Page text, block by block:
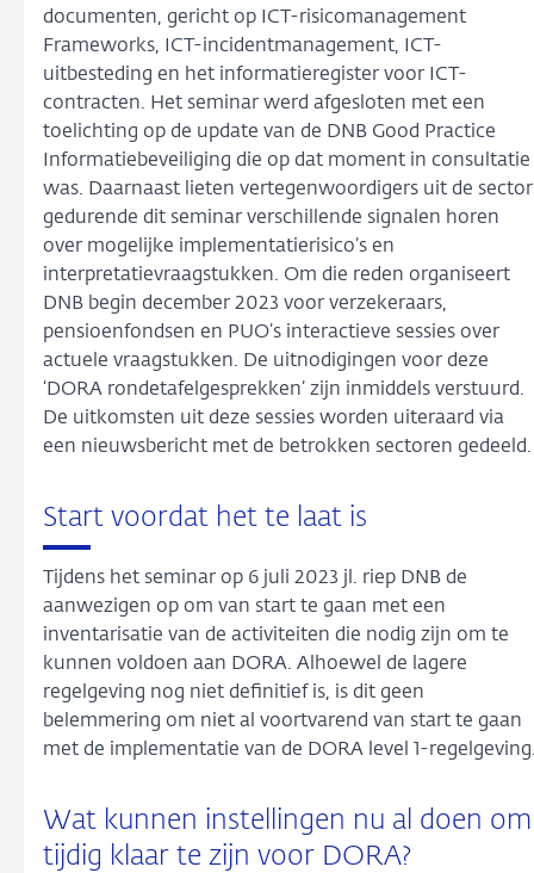
documenten, gericht op ICT-risicomanagement
Frameworks, ICT-incidentmanagement, ICT-
uitbesteding en het informatieregister voor ICT-
contracten. Het seminar werd afgesloten met een
toelichting op de update van de DNB Good Practice
Informatiebeveiliging die op dat moment in consultatie
was. Daarnaast lieten vertegenwoordigers uit de sector
gedurende dit seminar verschillende signalen horen
over mogelijke implementatierisico’s en
interpretatievraagstukken. Om die reden organiseert
DNB begin december 2023 voor verzekeraars,
pensioenfondsen en PUO’s interactieve sessies over
actuele vraagstukken. De uitnodigingen voor deze
‘DORA rondetafelgesprekken’ zijn inmiddels verstuurd.
De uitkomsten uit deze sessies worden uiteraard via
een nieuwsbericht met de betrokken sectoren gedeeld.
Start voordat het te laat is
Tijdens het seminar op 6 juli 2023 jl. riep DNB de
aanwezigen op om van start te gaan met een
inventarisatie van de activiteiten die nodig zijn om te
kunnen voldoen aan DORA. Alhoewel de lagere
regelgeving nog niet definitief is, is dit geen
belemmering om niet al voortvarend van start te gaan
met de implementatie van de DORA level 1-
Wat kunnen instellingen nu al doen om
tijdig klaar te zijn voor DORA?